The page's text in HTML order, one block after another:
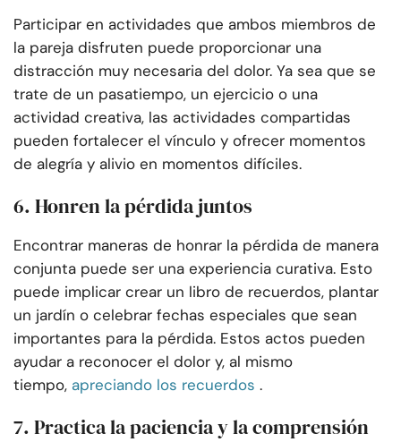
Participar en actividades que ambos miembros de
la pareja disfruten puede proporcionar una
distracción muy necesaria del dolor. Ya sea que se
trate de un pasatiempo, un ejercicio o una
actividad creativa, las actividades compartidas
pueden fortalecer el vínculo y ofrecer momentos
de alegría y alivio en momentos difíciles.
6. Honren la pérdida juntos
Encontrar maneras de honrar la pérdida de manera
conjunta puede ser una experiencia curativa. Esto
puede implicar crear un libro de recuerdos, plantar
un jardín o celebrar fechas especiales que sean
importantes para la pérdida. Estos actos pueden
ayudar a reconocer el dolor y, al mismo
tiempo, apreciando los recuerdos .
7. Practica la paciencia y la comprensión